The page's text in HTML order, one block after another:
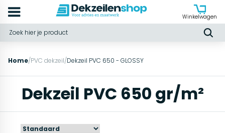
Winkelwagen
Home/PVC dekzeil/Dekzeil PVC 650 - GLOSSY
Dekzeil PVC 650 gr/m²